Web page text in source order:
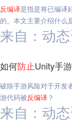
反编译是指是将已编译
的。本文主要介绍什么
来自：动
如何防止Unity手
破除手游风险对于开发
游代码被反编译 ？
来自：动